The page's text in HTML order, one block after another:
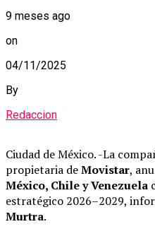
9 meses ago
on
04/11/2025
By
Redaccion
Ciudad de México. -La
propietaria deMovistar,
México, Chile y Venezuela
estratégico 2026–2029,
Murtra.